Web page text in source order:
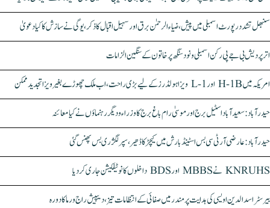
سنبھل تشدد رپورٹ اسمبلی میں پیش، ضیاء الرحمٰن برق اور سہیل اقبال کا ذکر، یوگی نے سازش کا کیا دعویٰ
اتر پردیش بی جے پی رکن اسمبلی ونود سنگھ پر خاتون کے سنگین الزامات
امریکہ میں H-1B اور L-1 ویزا ہولڈرز کے لیے بڑی راحت، اب ملک چھوڑے بغیر ویزا تجدید ممکن
حیدرآباد: سعیدآباد اسٹیل برج اور موسیٰ رام باغ برج کا وزراء و دیگر رہنماؤں نے کیا معائنہ
حیدرآباد: عارضی آر ٹی سی بس اسٹینڈ بارش میں کیچڑ کا ڈھیر، سپر لگژری بس پھنس گئی
KNRUHS نے MBBS اور BDS داخلوں کا نوٹیفکیشن جاری کر دیا
بیرسٹر اسدالدین اویسی کی ہدایت پر مندر میں صفائی کے انتظامات تیز، دیپیش راج ورما کا دورہ